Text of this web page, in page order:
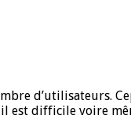
d’utilisateurs.
est difficile voire